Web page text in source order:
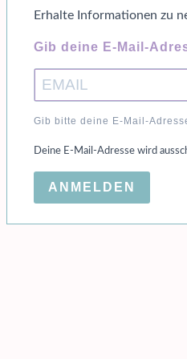
Erhalte Informationen zu
Gib deine E-Mail-
Gib bitte deine E-Mail-
Deine E-Mail-Adresse wird
ANMELDEN